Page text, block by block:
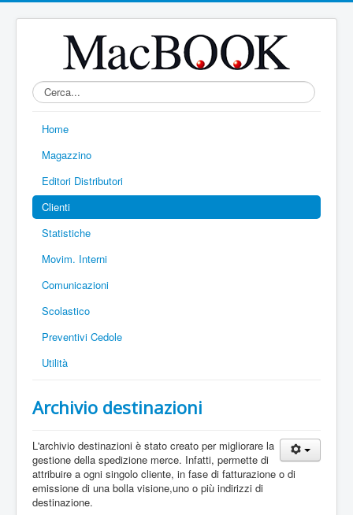
Home
Magazzino
Editori Distributori
Clienti
Statistiche
Movim. Interni
Comunicazioni
Scolastico
Preventivi Cedole
Utilità
Archivio destinazioni
L'archivio destinazioni è stato creato per migliorare la
gestione della spedizione merce. Infatti, permette di
attribuire a ogni singolo cliente, in fase di fatturazione o di
emissione di una bolla visione,uno o più indirizzi di
destinazione.